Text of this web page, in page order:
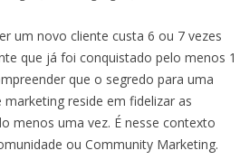
um novo cliente custa 6 ou 7 vezes
que já foi conquistado pelo menos 1
que o segredo para uma
reside em fidelizar as
menos uma vez. É nesse contexto
ou Community Marketing.